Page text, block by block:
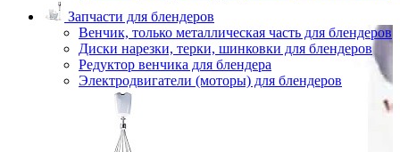
Запчасти для блендеров
Венчик, только металлическая часть для блендеров
Диски нарезки, терки, шинковки для блендеров
Редуктор венчика для блендера
Электродвигатели (моторы) для блендеров